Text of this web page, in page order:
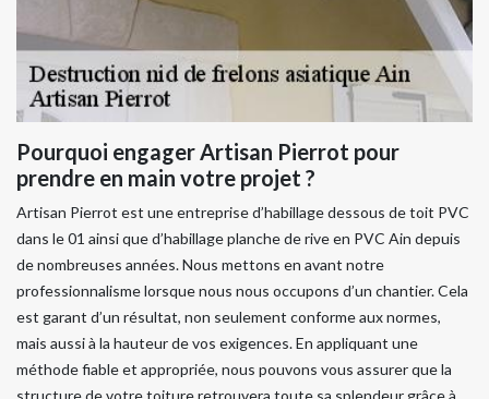
Pourquoi engager Artisan Pierrot pour
prendre en main votre projet ?
Artisan Pierrot est une entreprise d’habillage dessous de toit PVC
dans le 01 ainsi que d’habillage planche de rive en PVC Ain depuis
de nombreuses années. Nous mettons en avant notre
professionnalisme lorsque nous nous occupons d’un chantier. Cela
est garant d’un résultat, non seulement conforme aux normes,
mais aussi à la hauteur de vos exigences. En appliquant une
méthode fiable et appropriée, nous pouvons vous assurer que la
structure de votre toiture retrouvera toute sa splendeur grâce à